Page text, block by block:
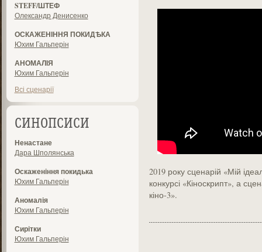
STEFF/ШТЕФ
Олександр Денисенко
ОСКАЖЕНІННЯ ПОКИДѢКА
Юхим Гальперін
АНОМАЛІЯ
Юхим Гальперін
Всі сценарії
СИНОПСИСИ
Ненастане
Дара Шполянська
Оскаженіння покидька
Юхим Гальперін
Аномалія
Юхим Гальперін
Сирітки
Юхим Гальперін
2019 року сценарій «Мій
конкурсі «Кіноскрипт», а
кіно-3».